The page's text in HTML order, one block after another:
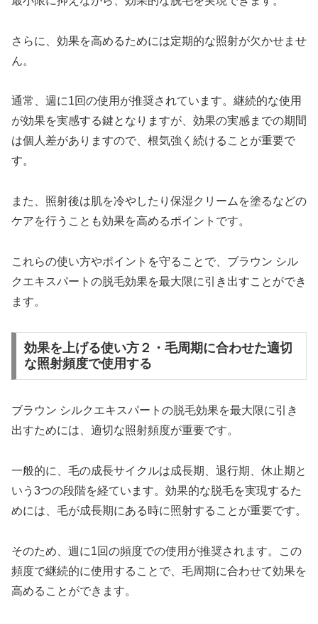
さらに、効果を高めるためには定期的な照射が欠かせませ
ん。
通常、週に1回の使用が推奨されています。継続的な使用
が効果を実感する鍵となりますが、効果の実感までの期間
は個人差がありますので、根気強く続けることが重要で
す。
また、照射後は肌を冷やしたり保湿クリームを塗るなどの
ケアを行うことも効果を高めるポイントです。
これらの使い方やポイントを守ることで、ブラウン シル
クエキスパートの脱毛効果を最大限に引き出すことができ
ます。
効果を上げる使い方２・毛周期に合わせた適切
な照射頻度で使用する
ブラウン シルクエキスパートの脱毛効果を最大限に引き
出すためには、適切な照射頻度が重要です。
一般的に、毛の成長サイクルは成長期、退行期、休止期と
いう3つの段階を経ています。効果的な脱毛を実現するた
めには、毛が成長期にある時に照射することが重要です。
そのため、週に1回の頻度での使用が推奨されます。この
頻度で継続的に使用することで、毛周期に合わせて効果を
高めることができます。